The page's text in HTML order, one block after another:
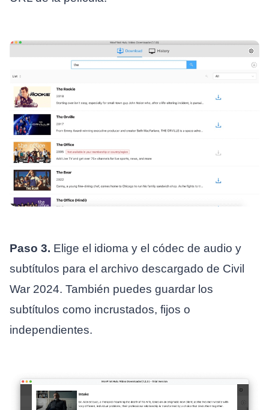
Paso 3. Elige el idioma y el códec de audio y
subtítulos para el archivo descargado de Civil
War 2024. También puedes guardar los
subtítulos como incrustados, fijos o
independientes.